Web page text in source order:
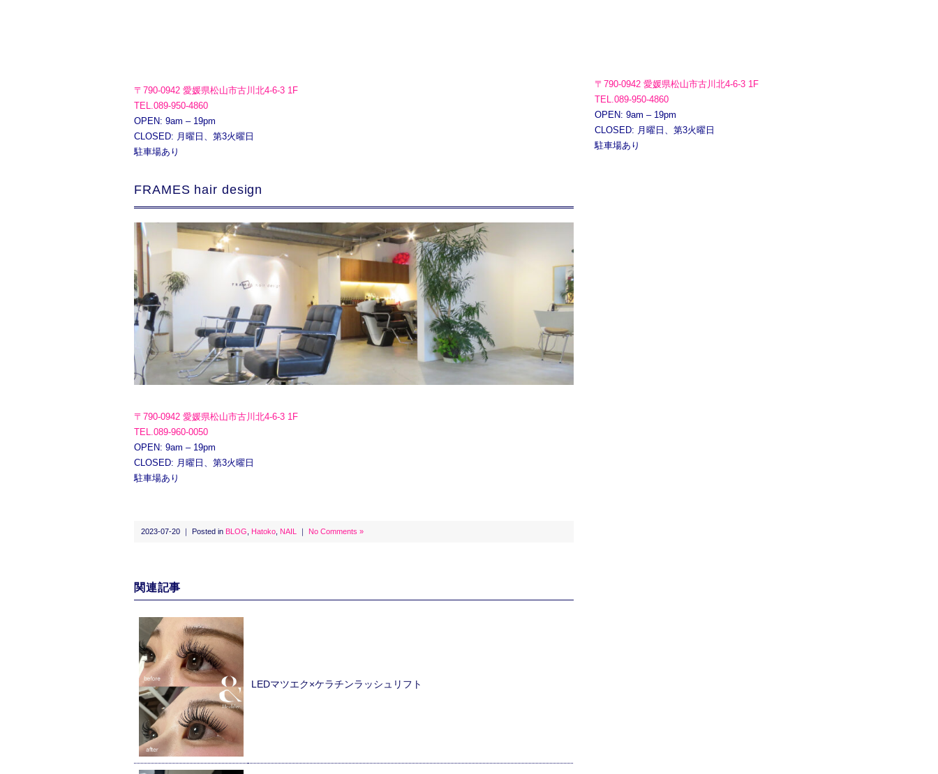
〒790-0942 愛媛県松山市古川北4-6-3 1F
TEL.089-950-4860
OPEN: 9am – 19pm
CLOSED: 月曜日、第3火曜日
駐車場あり
FRAMES hair design
〒790-0942 愛媛県松山市古川北4-6-3 1F
TEL.089-960-0050
OPEN: 9am – 19pm
CLOSED: 月曜日、第3火曜日
駐車場あり
2023-07-20 ｜ Posted in BLOG Hatoko NAIL ｜ No Comments »
関連記事
LEDマツエク×ケラチンラッシュリフト
〒790-0942 愛媛県松山市古川北4-6-3 1F
TEL.089-950-4860
OPEN: 9am – 19pm
CLOSED: 月曜日、第3火曜日
駐車場あり